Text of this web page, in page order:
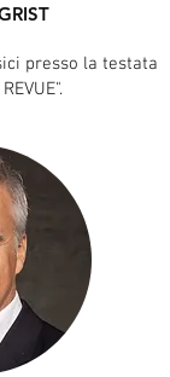
presso la testata